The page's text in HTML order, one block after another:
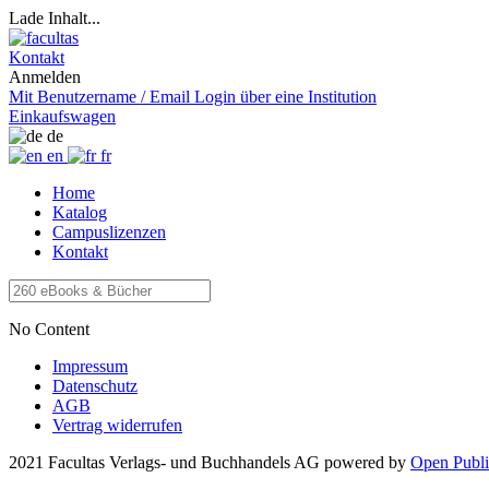
Lade Inhalt...
Kontakt
Anmelden
Mit Benutzername / Email Login über eine Institution
Einkaufswagen
de
en
fr
Home
Katalog
Campuslizenzen
Kontakt
No Content
Impressum
Datenschutz
AGB
Vertrag widerrufen
2021 Facultas Verlags- und Buchhandels AG powered by Open